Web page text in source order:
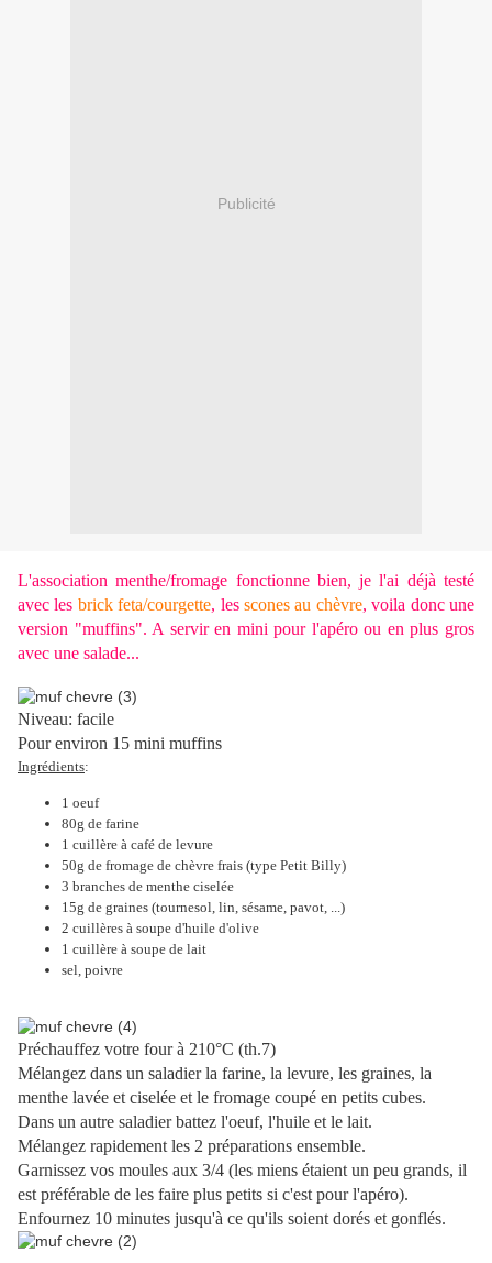
Publicité
L'association menthe/fromage fonctionne bien, je l'ai déjà testé
avec les brick feta/courgette, lesscones au chèvre, voila donc une
version "muffins". A servir en mini pour l'apéro ou en plus gros
avec une salade...
Niveau: facile
Pour environ 15 mini muffins
Ingrédients:
1 oeuf
80g de farine
1 cuillère à café de levure
50g de fromage de chèvre frais (type Petit Billy)
3 branches de menthe ciselée
15g de graines (tournesol, lin, sésame, pavot, ...)
2 cuillères à soupe d'huile d'olive
1 cuillère à soupe de lait
sel, poivre
Préchauffez votre four à 210°C (th.7)
Mélangez dans un saladier la farine, la levure, les graines, la
menthe lavée et ciselée et le fromage coupé en petits cubes.
Dans un autre saladier battez l'oeuf, l'huile et le lait.
Mélangez rapidement les 2 préparations ensemble.
Garnissez vos moules aux 3/4 (les miens étaient un peu grands, il
est préférable de les faire plus petits si c'est pour l'apéro).
Enfournez 10 minutes jusqu'à ce qu'ils soient dorés et gonflés.